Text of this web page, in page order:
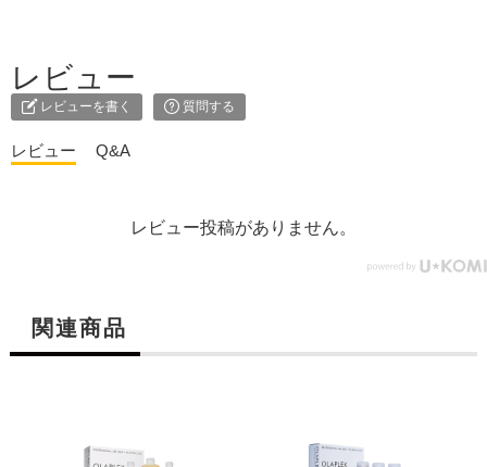
レビュー
レビューを書く 質問する
レビュー Q&A
レビュー投稿がありません。
関連商品